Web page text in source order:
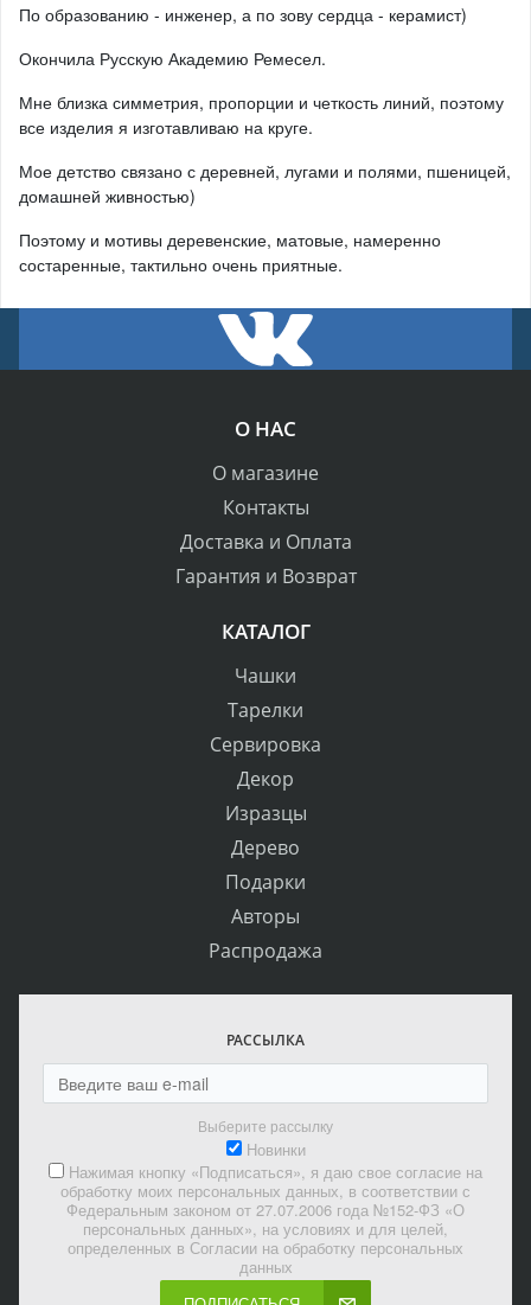
По образованию - инженер, а по зову сердца - керамист)
Окончила Русскую Академию Ремесел.
Мне близка симметрия, пропорции и четкость линий, поэтому
все изделия я изготавливаю на круге.
Мое детство связано с деревней, лугами и полями, пшеницей,
домашней живностью)
Поэтому и мотивы деревенские, матовые, намеренно
состаренные, тактильно очень приятные.
О НАС
О магазине
Контакты
Доставка и Оплата
Гарантия и Возврат
КАТАЛОГ
Чашки
Тарелки
Сервировка
Декор
Изразцы
Дерево
Подарки
Авторы
Распродажа
РАССЫЛКА
Выберите рассылку
Новинки
Нажимая кнопку «Подписаться», я даю свое согласие на
обработку моих персональных данных, в соответствии с
Федеральным законом от 27.07.2006 года №152-ФЗ «О
персональных данных», на условиях и для целей,
определенных в Согласии на обработку персональных
данных